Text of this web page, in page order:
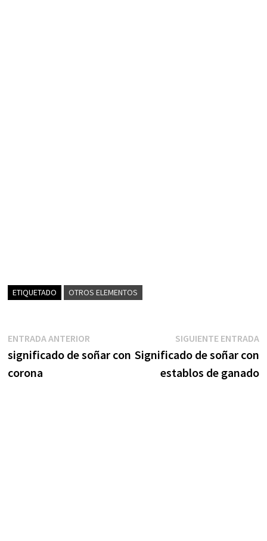
ETIQUETADO OTROS ELEMENTOS
Navegación
de
ENTRADA ANTERIOREntrada
anterior:
significado de soñar con
corona
SIGUIENTE ENTRADA
Significado de soñar con
establos de ganado